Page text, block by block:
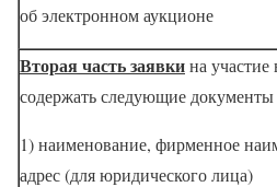
об электронном аукционе
Вторая часть заявкина
содержать следующие документы
1) наименование, фирменное
адрес (для юридического лица)